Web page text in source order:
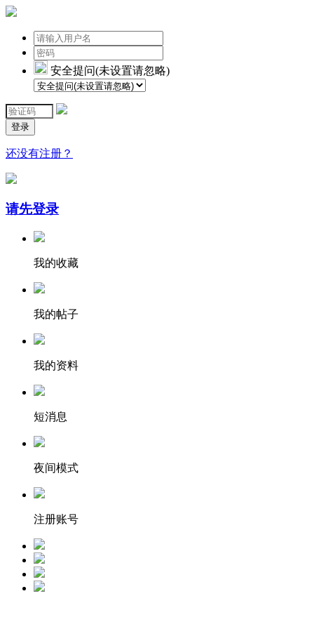
安全提问(未设置请忽略)
登录
还没有注册？
请先登录
我的收藏
我的帖子
我的资料
短消息
夜间模式
注册账号